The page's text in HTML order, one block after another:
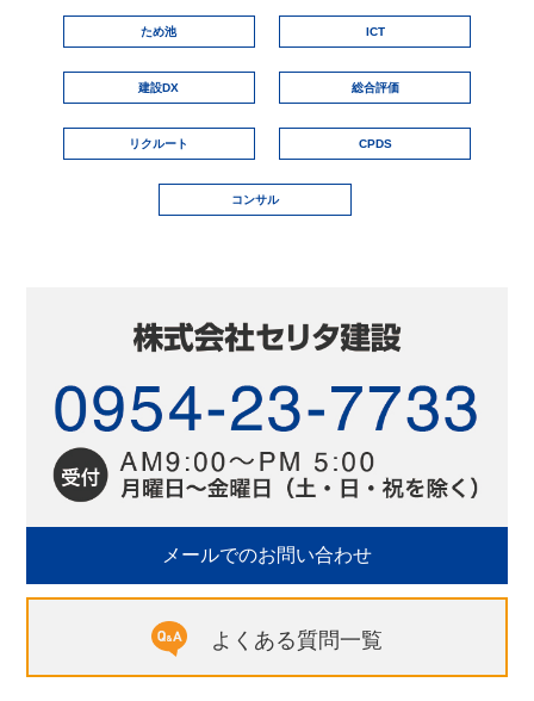
ため池 ICT
建設DX 総合評価
リクルート CPDS
コンサル
メールでのお問い合わせ
よくある質問一覧